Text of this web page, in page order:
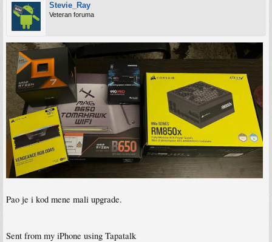
Stevie_Ray
Veteran foruma
Pao je i kod mene mali upgrade.
Sent from my iPhone using Tapatalk